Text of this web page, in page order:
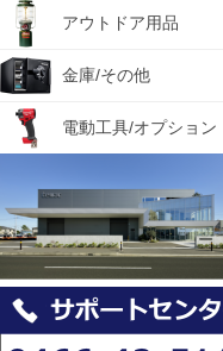
アウトドア用品
金庫/その他
電動工具/オプション